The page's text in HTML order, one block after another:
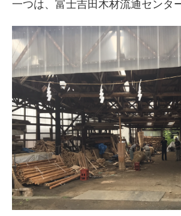
一つは、富士吉田木材流通センタ